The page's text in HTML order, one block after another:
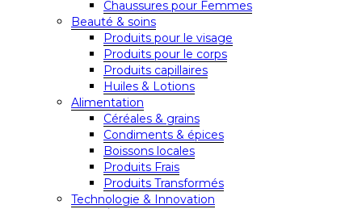
Chaussures pour Femmes
Beauté & soins
Produits pour le visage
Produits pour le corps
Produits capillaires
Huiles & Lotions
Alimentation
Céréales & grains
Condiments & épices
Boissons locales
Produits Frais
Produits Transformés
Technologie & Innovation